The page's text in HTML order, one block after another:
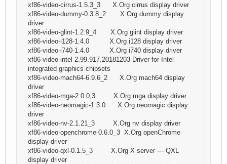
xf86-video-cirrus-1.5.3_3 X.Org cirrus display driver
xf86-video-dummy-0.3.8_2 X.Org dummy display
driver
xf86-video-glint-1.2.9_4 X.Org glint display driver
xf86-video-i128-1.4.0 X.Org i128 display driver
xf86-video-i740-1.4.0 X.Org i740 display driver
xf86-video-intel-2.99.917.20181203 Driver for Intel
integrated graphics chipsets
xf86-video-mach64-6.9.6_2 X.Org mach64 display
driver
xf86-video-mga-2.0.0,3 X.Org mga display driver
xf86-video-neomagic-1.3.0 X.Org neomagic display
driver
xf86-video-nv-2.1.21_3 X.Org nv display driver
xf86-video-openchrome-0.6.0_3 X.Org openChrome
display driver
xf86-video-qxl-0.1.5_3 X.Org X server — QXL
display driver